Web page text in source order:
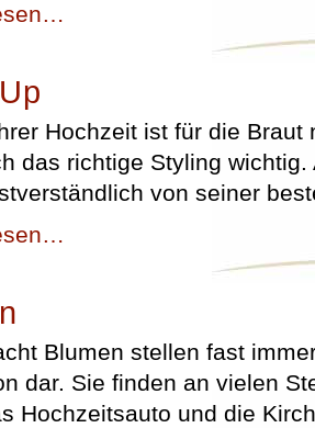
Hochzeit ist für die Braut
das richtige Styling
von seiner
Blumen stellen fast
dar. Sie finden an vielen
Hochzeitsauto und die